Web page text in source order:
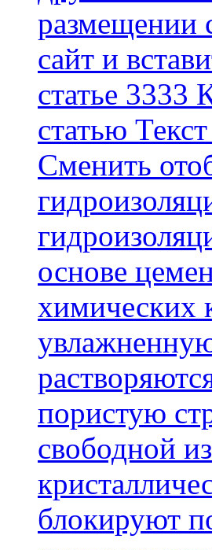
размещении
сайт и
статье 3333
статью
Cменить
основе
химических
пористую
свободной
блокируют